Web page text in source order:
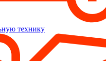
технику